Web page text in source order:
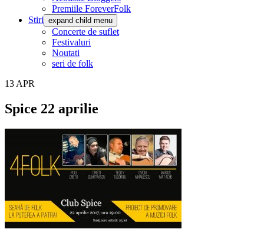
Premiile ForeverFolk
Stiri expand child menu
Concerte de suflet
Festivaluri
Noutati
seri de folk
13 APR
Spice 22 aprilie